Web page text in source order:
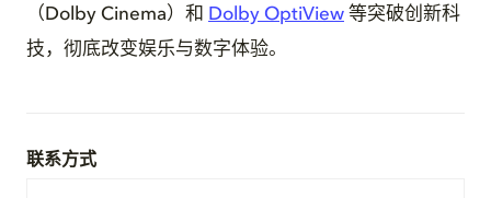
（Dolby Cinema）和 Dolby OptiView 等突破创新科
技，彻底改变娱乐与数字体验。
联系方式